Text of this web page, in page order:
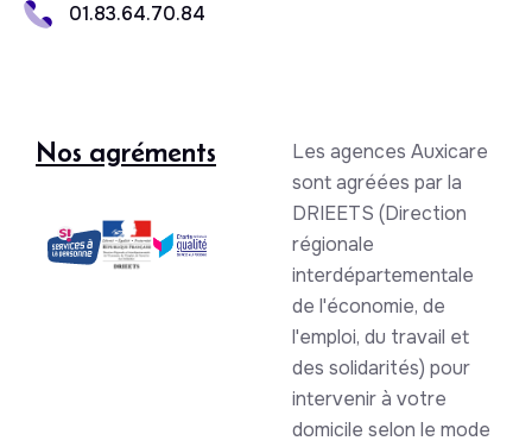
01.83.64.70.84
Nos agréments
Les agences Auxicare
sont agréées par la
DRIEETS (Direction
régionale
interdépartementale
de l'économie, de
l'emploi, du travail et
des solidarités) pour
intervenir à votre
domicile selon le mode